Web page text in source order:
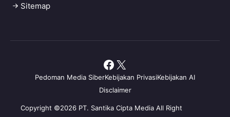
Sitemap
Copyright ©2026 PT. Santika Cipta Media All Right
Pedoman Media SiberKebijakan PrivasiKebijakan AI
Disclaimer
Facebook
X